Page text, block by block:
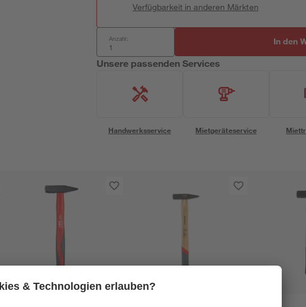
Verfügbarkeit in anderen Märkten
Anzahl: In den
Unsere passenden Services
Handwerksservice Mietgeräteservice